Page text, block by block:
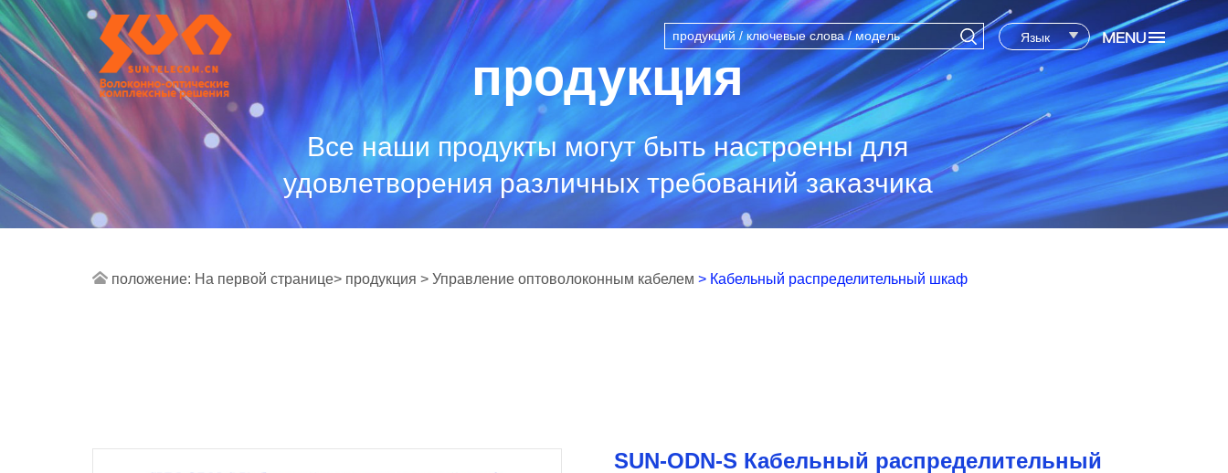
Язык
продукция
Все наши продукты могут быть настроены для
удовлетворения различных требований заказчика
положение: На первой странице> продукция > Управление оптоволоконным кабелем > Кабельный распределительный шкаф
SUN-ODN-S Кабельный распределительный